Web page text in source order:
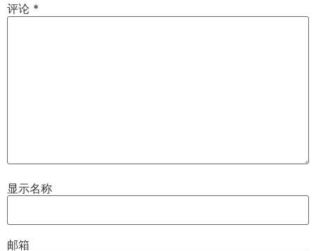
评论 *
显示名称
邮箱